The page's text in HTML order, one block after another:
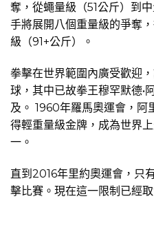
奪，從蠅量級（51公斤）到
手將展開八個重量級的爭奪
級（91+公斤）。
拳擊在世界範圍內廣受歡迎
球，其中已故拳王穆罕默德•
及。 1960年羅馬奧運會，阿
得輕重量級金牌，成為世界
一。
直到2016年里約奧運會，只
擊比賽。現在這一限制已經取